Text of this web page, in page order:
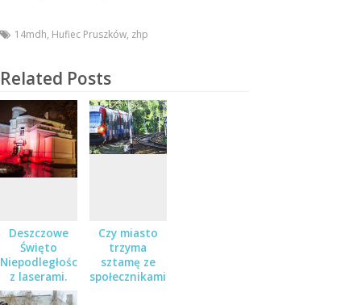
14mdh, Hufiec Pruszków, zhp
Related Posts
Deszczowe
Święto
Niepodległości
z laserami.
Czy miasto
trzyma
sztamę ze
społecznikami?